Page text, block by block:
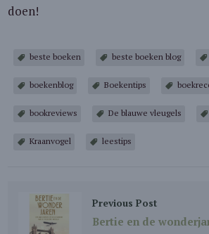
doen!
beste boeken beste boeken blog
boekenblog Boekentips
bookreviews De blauwe vleugels
Kraanvogel leestips
Previous Post
Bertie en de